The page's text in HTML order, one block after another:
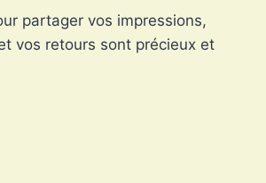
partager vos impressions,
vos retours sont précieux et